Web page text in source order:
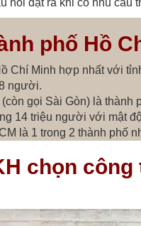
hỏi đặt ra khi có nhu cầu
phố Hồ
Chí Minh hợp nhất với
người.
gọi Sài Gòn) là thành
14 triệu người với mật
là 1 trong 2 thành phố
chọn công